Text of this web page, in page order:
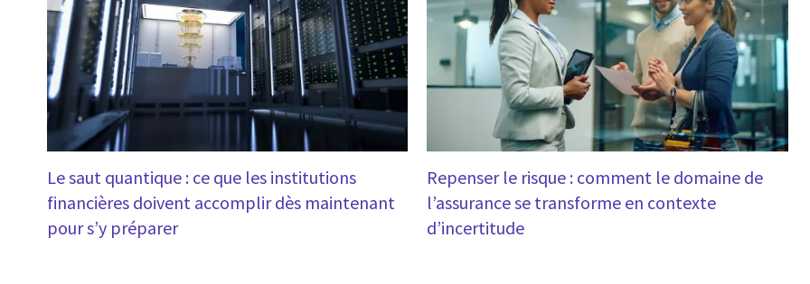
Le saut quantique : ce que les institutions
financières doivent accomplir dès maintenant
pour s’y préparer
Repenser le risque : comment le domaine de
l’assurance se transforme en contexte
d’incertitude